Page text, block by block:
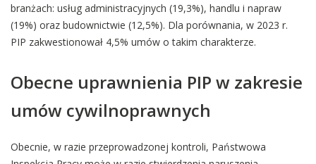
branżach: usług administracyjnych (19,3%), handlu i napraw
(19%) oraz budownictwie (12,5%). Dla porównania, w 2023 r.
PIP zakwestionował 4,5% umów o takim charakterze.
Obecne uprawnienia PIP w zakresie
umów cywilnoprawnych
Obecnie, w razie przeprowadzonej kontroli, Państwowa